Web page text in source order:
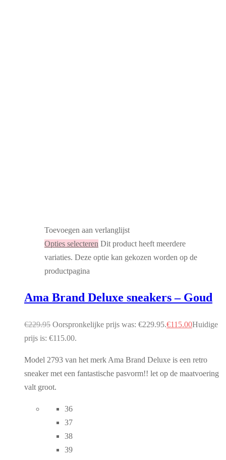
Toevoegen aan verlanglijst
Opties selecteren Dit product heeft meerdere
variaties. Deze optie kan gekozen worden op de
productpagina
Ama Brand Deluxe sneakers – Goud
€229.95 Oorspronkelijke prijs was: €229.95.€115.00Huidige
prijs is: €115.00.
Model 2793 van het merk Ama Brand Deluxe is een retro
sneaker met een fantastische pasvorm!! let op de maatvoering
valt groot.
36
37
38
39